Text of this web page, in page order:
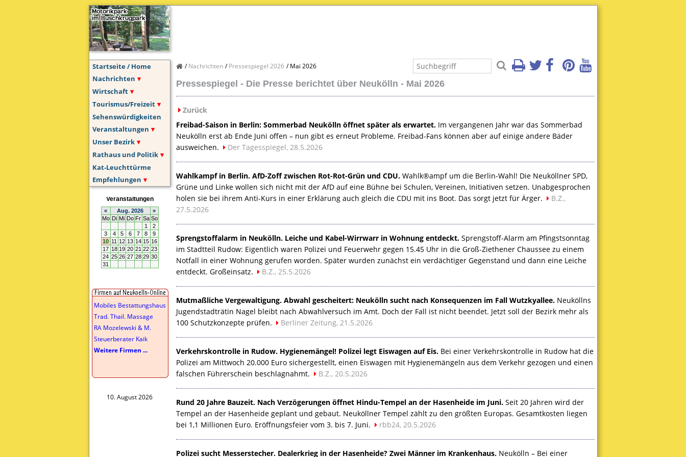
Startseite / Home
Nachrichten
Wirtschaft
Tourismus/Freizeit
Sehenswürdigkeiten
Veranstaltungen
Unser Bezirk
Rathaus und Politik
Kat-Leuchttürme
Empfehlungen
Mobiles Bestattungshaus
Trad. Thail. Massage
RA Mozelewski & M.
Steuerberater Kaik
Weitere Firmen ...
10. August 2026
Nachrichten Pressespiegel 2026 Mai 2026
Pressespiegel - Die Presse berichtet über Neukölln - Mai 2026
Zurück
Freibad-Saison in Berlin: Sommerbad Neukölln öffnet später als erwartet.Im vergangenen Jahr war das Sommerbad
Neukölln erst ab Ende Juni offen – nun gibt es erneut Probleme. Freibad-Fans können aber auf einige andere Bäder
ausweichen.
Der Tagesspiegel, 28.5.2026
Wahlkampf in Berlin. AfD-Zoff zwischen Rot-Rot-Grün und CDU.Wahlk®ampf um die Berlin-Wahl! Die Neuköllner SPD,
Grüne und Linke wollen sich nicht mit der AfD auf eine Bühne bei Schulen, Vereinen, Initiativen setzen. Unabgesprochen
holen sie bei ihrem Anti-Kurs in einer Erklärung auch gleich die CDU mit ins Boot. Das sorgt jetzt für Ärger.
B.Z.,
27.5.2026
Sprengstoffalarm in Neukölln. Leiche und Kabel-Wirrwarr in Wohnung entdeckt.Sprengstoff-Alarm am Pfingstsonntag
im Stadtteil Rudow: Eigentlich waren Polizei und Feuerwehr gegen 15.45 Uhr in die Groß-Ziethener Chaussee zu einem
Notfall in einer Wohnung gerufen worden. Später wurden zunächst ein verdächtiger Gegenstand und dann eine Leiche
entdeckt. Großeinsatz.
B.Z., 25.5.2026
Mutmaßliche Vergewaltigung. Abwahl gescheitert: Neukölln sucht nach Konsequenzen im Fall Wutzkyallee.Neuköllns
Jugendstadträtin Nagel bleibt nach Abwahlversuch im Amt. Doch der Fall ist nicht beendet. Jetzt soll der Bezirk mehr als
100 Schutzkonzepte prüfen.
Berliner Zeitung, 21.5.2026
Verkehrskontrolle in Rudow. Hygienemängel! Polizei legt Eiswagen auf Eis.Bei einer Verkehrskontrolle in Rudow hat die
Polizei am Mittwoch 20.000 Euro sichergestellt, einen Eiswagen mit Hygienemängeln aus dem Verkehr gezogen und einen
falschen Führerschein beschlagnahmt.
B.Z., 20.5.2026
Rund 20 Jahre Bauzeit. Nach Verzögerungen öffnet Hindu-Tempel an der Hasenheide im Juni.Seit 20 Jahren wird der
Tempel an der Hasenheide geplant und gebaut. Neuköllner Tempel zählt zu den größten Europas. Gesamtkosten liegen
bei 1,1 Millionen Euro. Eröffnungsfeier vom 3. bis 7. Juni.
rbb24, 20.5.2026
Polizei sucht Messerstecher. Dealerkrieg in der Hasenheide? Zwei Männer im Krankenhaus.Neukölln – Bei einer